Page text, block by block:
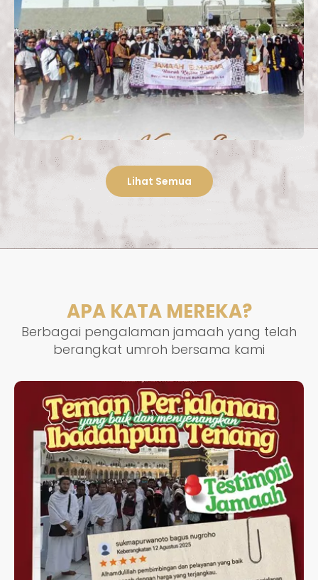
JAMAAH UMROH PLUS KAJIAN
ISLAM BERSAMA USTADZ
DJAZULI RUHAN BASYIR, LC
Lihat Semua
APA KATA MEREKA?
Berbagai pengalaman jamaah yang telah
berangkat umroh bersama kami
TESTIMONI JAMAAH UMROH
ELMARWA